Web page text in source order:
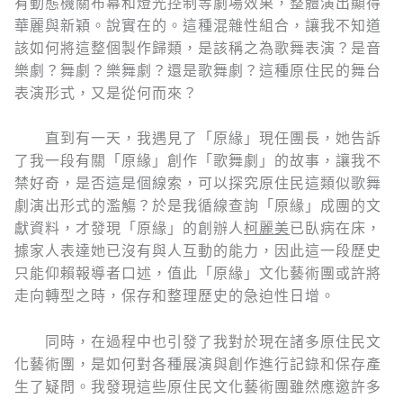
華麗與新穎。說實在的。這種混雜性組合，讓我不知道
該如何將這整個製作歸類，是該稱之為歌舞表演？是音
樂劇？舞劇？樂舞劇？還是歌舞劇？這種原住民的舞台
表演形式，又是從何而來？
直到有一天，我遇見了「原緣」現任團長，她告訴
了我一段有關「原緣」創作「歌舞劇」的故事，讓我不
禁好奇，是否這是個線索，可以探究原住民這類似歌舞
劇演出形式的濫觴？於是我循線查詢「原緣」成團的文
獻資料，才發現「原緣」的創辦人柯麗美已臥病在床，
據家人表達她已沒有與人互動的能力，因此這一段歷史
只能仰賴報導者口述，值此「原緣」文化藝術團或許將
走向轉型之時，保存和整理歷史的急迫性日增。
同時，在過程中也引發了我對於現在諸多原住民文
化藝術團，是如何對各種展演與創作進行記錄和保存產
生了疑問。我發現這些原住民文化藝術團雖然應邀許多